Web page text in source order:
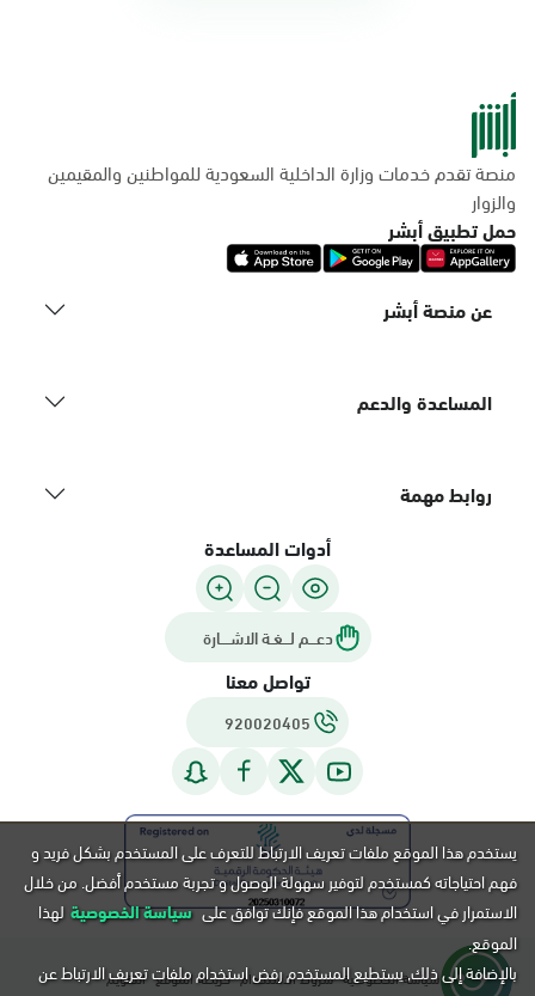
منصة تقدم خدمات وزارة الداخلية السعودية للمواطنين والمقيمين
والزوار
حمل تطبيق أبشر
عن منصة أبشر
المساعدة والدعم
روابط مهمة
أدوات المساعدة
دعـــم لـــغـة الاشــــارة
تواصل معنا
920020405
سياسة الخصوصية شروط الاستخدام خريطة الموقع التقويم
يستخدم هذا الموقع ملفات تعريف الارتباط للتعرف على المستخدم بشكل فريد و
فهم احتياجاته كمستخدم لتوفير سهولة الوصول و تجربة مستخدم أفضل. من خلال
الاستمرار في استخدام هذا الموقع فإنك توافق على سياسة الخصوصية لهذا
الموقع.
بالإضافة إلى ذلك, يستطيع المستخدم رفض استخدام ملفات تعريف الارتباط عن